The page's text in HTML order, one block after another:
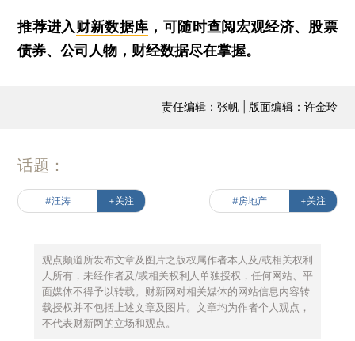
推荐进入财新数据库 ，可随时查阅宏观经济、股票
债券、公司人物，财经数据尽在掌握。
责任编辑：张帆 | 版面编辑：许金玲
话题：
#汪涛 +关注 #房地产 +关注
观点频道所发布文章及图片之版权属作者本人及/或相关权利
人所有，未经作者及/或相关权利人单独授权，任何网站、平
面媒体不得予以转载。财新网对相关媒体的网站信息内容转
载授权并不包括上述文章及图片。文章均为作者个人观点，
不代表财新网的立场和观点。